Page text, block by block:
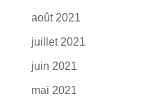
août 2021
juillet 2021
juin 2021
mai 2021